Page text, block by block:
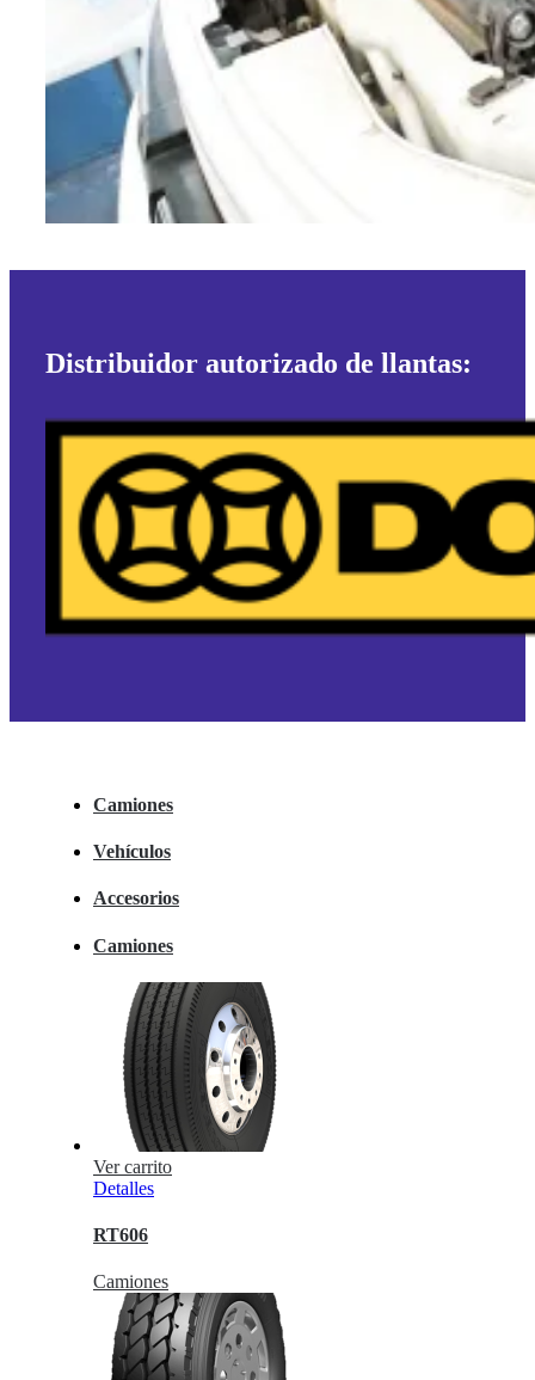
Distribuidor autorizado de llantas:
Camiones
Vehículos
Accesorios
Camiones
Ver carrito
Detalles
RT606
Camiones